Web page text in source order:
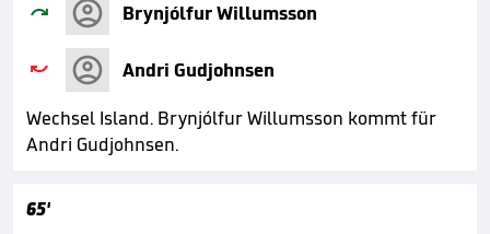
 Brynjólfur Willumsson

Andri Gudjohnsen
Wechsel Island. Brynjólfur Willumsson kommt für
Andri Gudjohnsen.
65'